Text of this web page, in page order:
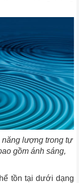
lượng trong tự
gồm ánh sáng,
tồn tại dưới dạng